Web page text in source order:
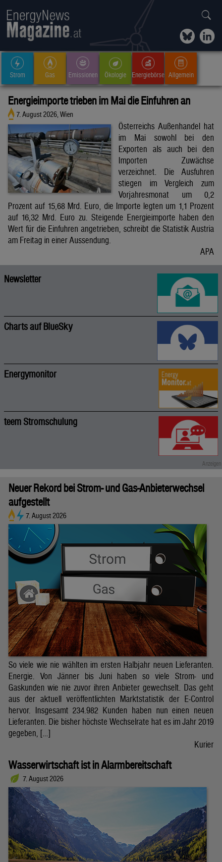
Strom Gas Emissionen Ökologie Energiebörse Allgemein
Energieimporte trieben im Mai die Einfuhren an
7. August 2026, Wien
Österreichs Außenhandel hat
im Mai sowohl bei den
Exporten als auch bei den
Importen Zuwächse
verzeichnet. Die Ausfuhren
stiegen im Vergleich zum
Vorjahresmonat um 0,2
Prozent auf 15,68 Mrd. Euro, die Importe legten um 1,1 Prozent
auf 16,32 Mrd. Euro zu. Steigende Energieimporte haben den
Wert für die Einfuhren angetrieben, schreibt die Statistik Austria
am Freitag in einer Aussendung.
APA
Newsletter
Charts auf BlueSky
Energymonitor
teem Stromschulung
Neuer Rekord bei Strom- und Gas-Anbieterwechsel
aufgestellt
7. August 2026
So viele wie nie wählten im ersten Halbjahr neuen Lieferanten.
Energie. Von Jänner bis Juni haben so viele Strom- und
Gaskunden wie nie zuvor ihren Anbieter gewechselt. Das geht
aus der aktuell veröffentlichten Marktstatistik der E-Control
hervor. Insgesamt 234.982 Kunden haben nun einen neuen
Lieferanten. Die bisher höchste Wechselrate hat es im Jahr 2019
gegeben, […]
Kurier
Wasserwirtschaft ist in Alarmbereitschaft
7. August 2026